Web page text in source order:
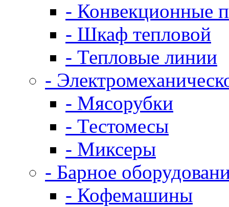
- Конвекционные
- Шкаф тепловой
- Тепловые линии
-
- Мясорубки
- Тестомесы
- Миксеры
- Барное
- Кофемашины